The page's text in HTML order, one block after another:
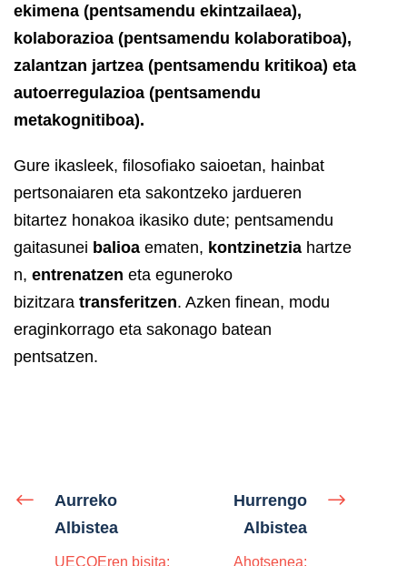
ekimena (pentsamendu ekintzailaea),
kolaborazioa (pentsamendu kolaboratiboa),
zalantzan jartzea (pentsamendu kritikoa) eta
autoerregulazioa (pentsamendu
metakognitiboa).
Gure ikasleek, filosofiako saioetan, hainbat
pertsonaiaren eta sakontzeko jardueren
bitartez honakoa ikasiko dute; pentsamendu
gaitasunei balioa ematen, kontzinetzia hartze
n, entrenatzen eta eguneroko
bizitzara transferitzen. Azken finean, modu
eraginkorrago eta sakonago batean
pentsatzen.
Aurreko
Albistea
UECOEren bisita:
Hurrengo
Albistea
Ahotsenea: